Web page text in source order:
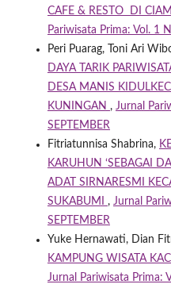
CAFE & RESTO DI
Pariwisata Prima: Vol. 1
Peri Puarag, Toni Ari
DAYA TARIK
DESA MANIS
KUNINGAN , Jurnal
SEPTEMBER
Fitriatunnisa Shabrina,
KARUHUN ‘SEBAGAI
ADAT SIRNARESMI
SUKABUMI , Jurnal
SEPTEMBER
Yuke Hernawati, Dian
KAMPUNG WISATA
Jurnal Pariwisata Prima: